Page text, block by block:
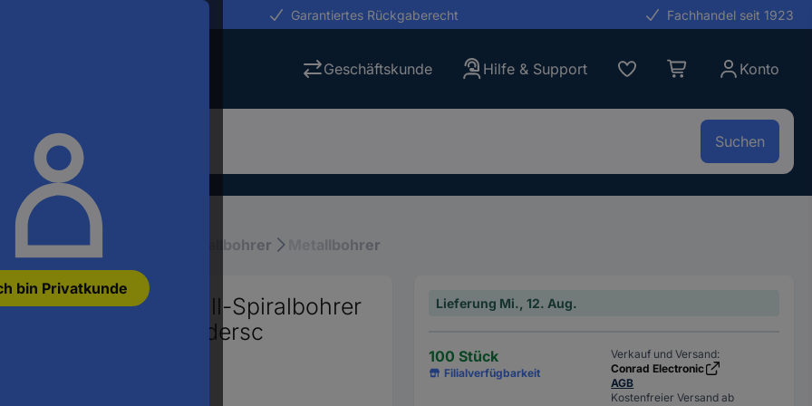
bin Privatkunde
Garantiertes Rückgaberecht Fachhandel seit 1923
Geschäftskunde Hilfe & Support Konto
Suchen
Metallbohrer Metallbohrer
HSS Metall-Spiralbohrer
DIN 338 Zylindersc
Lieferung Mi., 12. Aug.
100 Stück
Filialverfügbarkeit
Verkauf und Versand:
Conrad Electronic
AGB
Kostenfreier Versand ab